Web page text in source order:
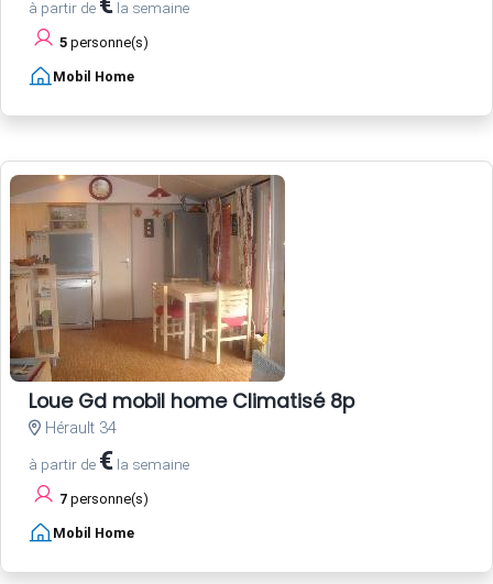
à partir de la semaine
5 personne(s)
Mobil Home
Loue Gd mobil home Climatisé 8p
Hérault 34
à partir de € la semaine
7 personne(s)
Mobil Home